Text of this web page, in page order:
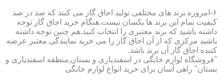
۶-امروزه برند های مختلفی تولید اجاق گاز می کنند که صد در صد
کیفیت تمام این برند ها یکسان نیست.هنگام خرید اجاق گاز توجه
داشته باشید که برند معتبری را انتخاب کنید.هم چنین توجه داشته
باشید مرکزی که از آن اجاق گاز را می خرید نمایندگی معتبر عرضه
کننده اجاق گاز آن برند باشد.
"فروشگاه لوازم خانگی در اسفندیاری و بستان,منطقه اسفندیاری و
بستان" راهی آسان برای خرید انواع لوازم خانگی